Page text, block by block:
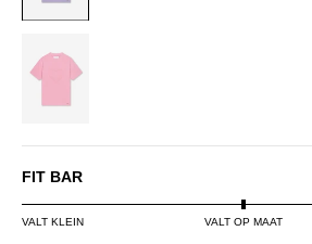
FIT BAR
VALT KLEIN VALT OP MAAT